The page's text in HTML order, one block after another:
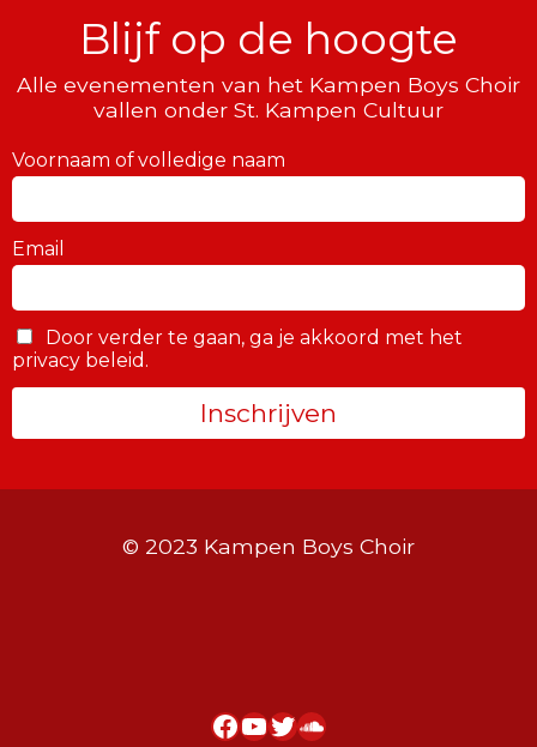
Blijf op de hoogte
Alle evenementen van het Kampen Boys Choir
vallen onder St. Kampen Cultuur
Voornaam of volledige naam
Email
Door verder te gaan, ga je akkoord met het
privacy beleid.
© 2023 Kampen Boys Choir
Facebook
YouTube
Twitter
SoundCloud